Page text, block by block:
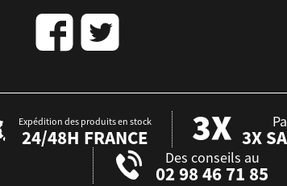
Expédition des produits en stock
24/48H FRANCE 3X
Des conseils au
02 98 46 71 85